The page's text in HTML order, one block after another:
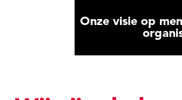
Onze visie op